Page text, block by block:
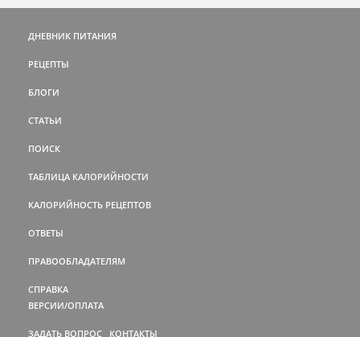
ДНЕВНИК ПИТАНИЯ
РЕЦЕПТЫ
БЛОГИ
СТАТЬИ
ПОИСК
ТАБЛИЦА КАЛОРИЙНОСТИ
КАЛОРИЙНОСТЬ РЕЦЕПТОВ
ОТВЕТЫ
ПРАВООБЛАДАТЕЛЯМ
СПРАВКА
ВЕРСИИ/ОПЛАТА
ЗАДАТЬ ВОПРОС КОНТАКТЫ